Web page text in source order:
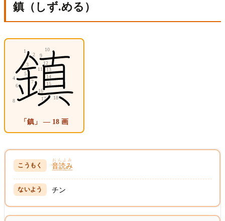
鎮（しず.める）
「鎮」 — 18 画
音読み
おんよみ
チン